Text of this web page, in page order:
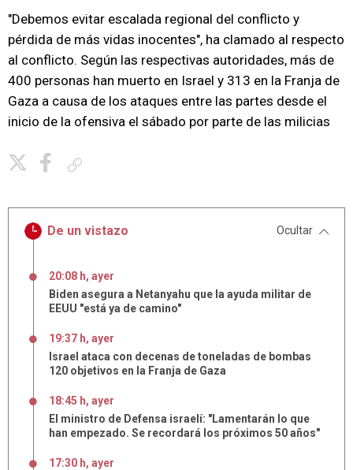
"Debemos evitar escalada regional del conflicto y
pérdida de más vidas inocentes", ha clamado al respecto
al conflicto. Según las respectivas autoridades, más de
400 personas han muerto en Israel y 313 en la Franja de
Gaza a causa de los ataques entre las partes desde el
inicio de la ofensiva el sábado por parte de las milicias
De un vistazo Ocultar
20:08 h, ayer
Biden asegura a Netanyahu que la ayuda militar de
EEUU "está ya de camino"
19:37 h, ayer
Israel ataca con decenas de toneladas de bombas
120 objetivos en la Franja de Gaza
18:45 h, ayer
El ministro de Defensa israelí: "Lamentarán lo que
han empezado. Se recordará los próximos 50 años"
17:30 h, ayer